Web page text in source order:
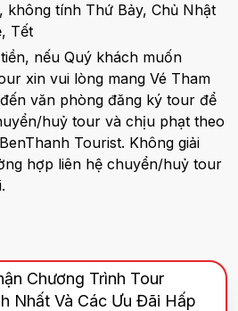
không tính Thứ Bảy, Chủ Nhật
Tết
nếu Quý khách muốn
xin vui lòng mang Vé Tham
văn phòng đăng ký tour để
huỷ tour và chịu phạt theo
Tourist. Không giải
hợp liên hệ chuyển/huỷ tour
Chương Trình Tour
Nhất Và Các Ưu Đãi Hấp